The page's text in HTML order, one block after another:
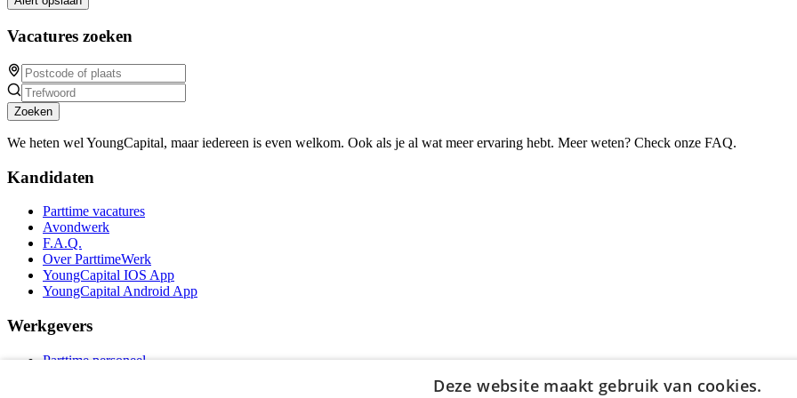
Vacatures zoeken
Zoeken
We heten wel YoungCapital, maar iedereen is even welkom. Ook als je al wat meer ervaring hebt. Meer weten? Check onze FAQ.
Kandidaten
Parttime vacatures
Avondwerk
F.A.Q.
Over ParttimeWerk
YoungCapital IOS App
YoungCapital Android App
Werkgevers
Parttime personeel
Deze website maakt gebruik van cookies.